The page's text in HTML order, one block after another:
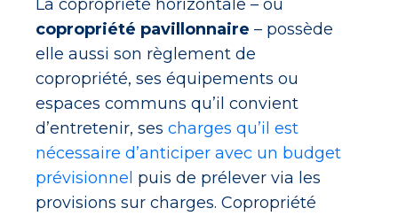
La copropriété horizontale – ou
copropriété pavillonnaire – possède
elle aussi son règlement de
copropriété, ses équipements ou
espaces communs qu’il convient
d’entretenir, ses charges qu’il est
nécessaire d’anticiper avec un budget
prévisionnel puis de prélever via les
provisions sur charges. Copropriété